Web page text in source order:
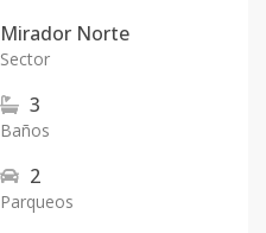
Mirador Norte
Sector
3
Baños
2
Parqueos